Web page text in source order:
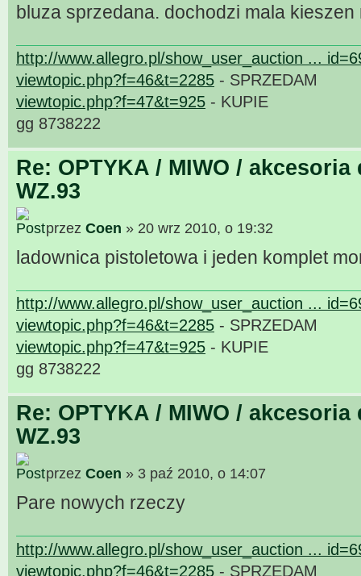
bluza sprzedana. dochodzi mala kieszen
http://www.allegro.pl/show_user_auction ...
viewtopic.php?f=46&t=2285 - SPRZEDAM
viewtopic.php?f=47&t=925 - KUPIE
gg 8738222
Re: OPTYKA / MIWO / akcesoria
WZ.93
przez Coen » 20 wrz 2010, o 19:32
ladownica pistoletowa i jeden komplet
http://www.allegro.pl/show_user_auction ...
viewtopic.php?f=46&t=2285 - SPRZEDAM
viewtopic.php?f=47&t=925 - KUPIE
gg 8738222
Re: OPTYKA / MIWO / akcesoria
WZ.93
przez Coen » 3 paź 2010, o 14:07
Pare nowych rzeczy
http://www.allegro.pl/show_user_auction ...
viewtopic.php?f=46&t=2285 - SPRZEDAM